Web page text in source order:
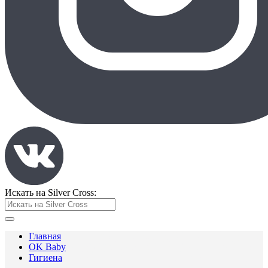
Искать на Silver Cross:
Главная
OK Baby
Гигиена